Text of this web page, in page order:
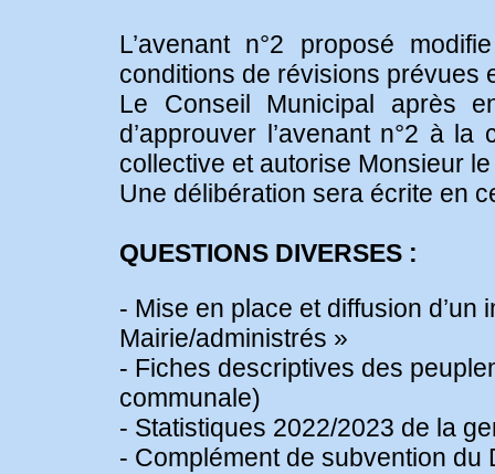
L’avenant n°2 proposé
conditions de révisions prévues
Le Conseil Municipal après
d’approuver l’avenant n°2 à
collective et autorise Monsieur
Une délibération sera écrite en
QUESTIONS DIVERSES :
- Mise en place et diffusion d’un
Mairie/administrés »
- Fiches descriptives des
communale)
- Statistiques 2022/2023 de la
- Complément de subvention